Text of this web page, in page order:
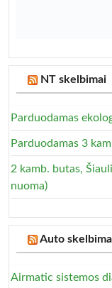
NT skelbimai
Parduodamas
Parduodamas 3
2 kamb. butas,
nuoma)
Auto
Airmatic sistemos